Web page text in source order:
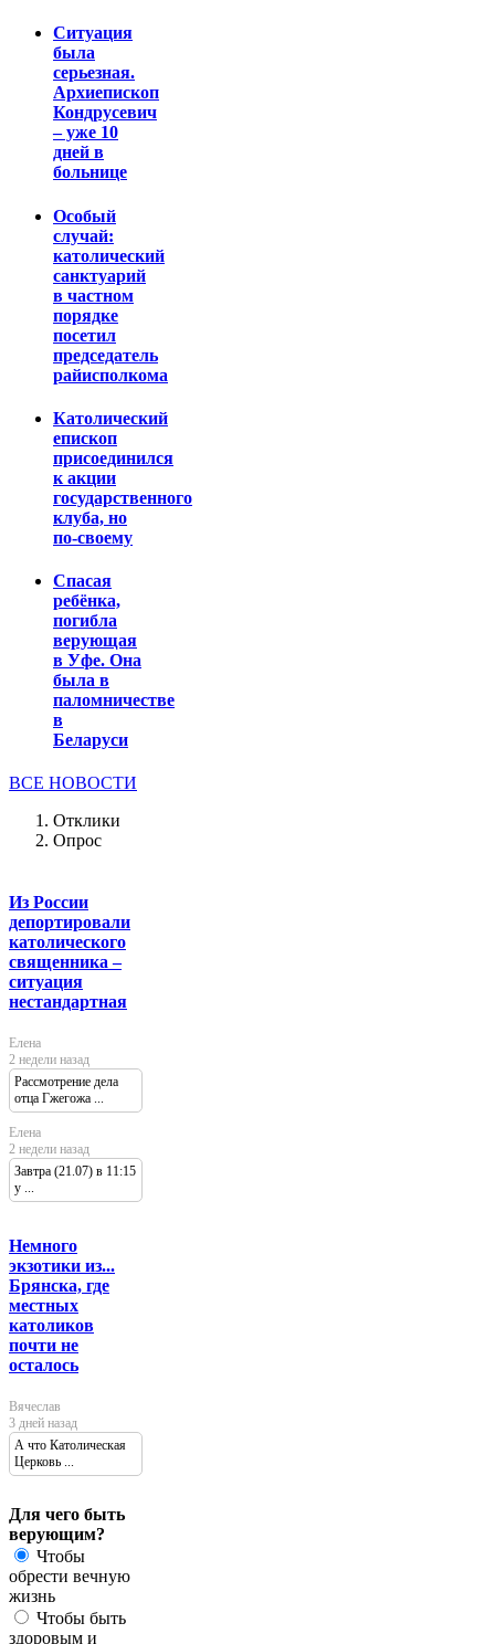
Ситуация
была
серьезная.
Архиепископ
Кондрусевич
– уже 10
дней в
больнице
Особый
случай:
католический
санктуарий
в частном
порядке
посетил
председатель
райисполкома
Католический
епископ
присоединился
к акции
государственного
клуба, но
по-своему
Спасая
ребёнка,
погибла
верующая
в Уфе. Она
была в
паломничестве
в
Беларуси
ВСЕ НОВОСТИ
Отклики
Опрос
Из России
депортировали
католического
священника –
ситуация
нестандартная
Елена
2 недели назад
Рассмотрение дела
отца Гжегожа ...
Елена
2 недели назад
Завтра (21.07) в 11:15
у ...
Немного
экзотики из...
Брянска, где
местных
католиков
почти не
осталось
Вячеслав
3 дней назад
А что Католическая
Церковь ...
Для чего быть
верующим?
Чтобы
обрести вечную
жизнь
Чтобы быть
здоровым и